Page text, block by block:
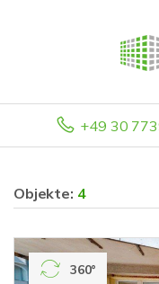
+49 30
Objekte: 4
360°